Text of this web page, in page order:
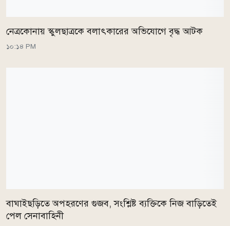
নেত্রকোনায় স্কুলছাত্রকে বলাৎকারের অভিযোগে বৃদ্ধ আটক
১০:১৪ PM
বাঘাইছড়িতে অপহরণের গুজব, সংশ্লিষ্ট ব্যক্তিকে নিজ বাড়িতেই
পেল সেনাবাহিনী